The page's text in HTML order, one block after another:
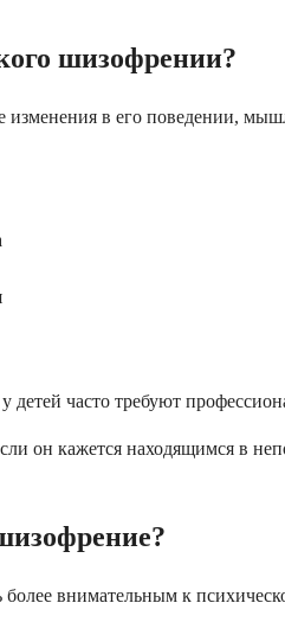
шизофрении?
в его поведении,
часто требуют
он кажется находящимся в
внимательным к